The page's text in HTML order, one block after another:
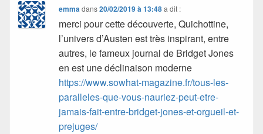
emmadans20/02/2019 à 13:48 a dit :
merci pour cette découverte, Quichottine,
l’univers d’Austen est très inspirant, entre
autres, le fameux journal de Bridget Jones
en est une déclinaison moderne
https://www.sowhat-magazine.fr/tous-les-
paralleles-que-vous-nauriez-peut-etre-
jamais-fait-entre-bridget-jones-et-orgueil-et-
prejuges/